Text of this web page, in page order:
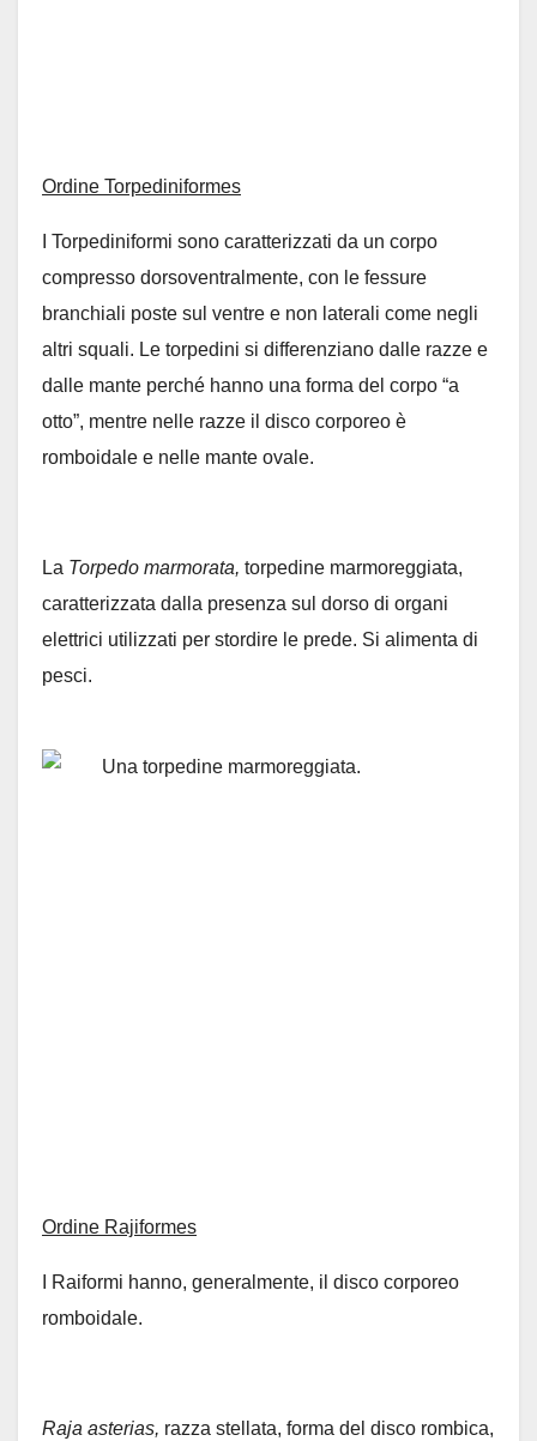
Ordine Torpediniformes
I Torpediniformi sono caratterizzati da un corpo
compresso dorsoventralmente, con le fessure
branchiali poste sul ventre e non laterali come negli
altri squali. Le torpedini si differenziano dalle razze e
dalle mante perché hanno una forma del corpo “a
otto”, mentre nelle razze il disco corporeo è
romboidale e nelle mante ovale.
La Torpedo marmorata, torpedine marmoreggiata,
caratterizzata dalla presenza sul dorso di organi
elettrici utilizzati per stordire le prede. Si alimenta di
pesci.
Ordine Rajiformes
I Raiformi hanno, generalmente, il disco corporeo
romboidale.
Raja asterias, razza stellata, forma del disco rombica,